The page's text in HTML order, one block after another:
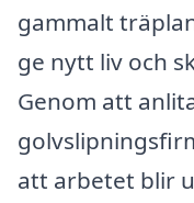
gammalt
ge nytt liv och
Genom att
att arbetet blir